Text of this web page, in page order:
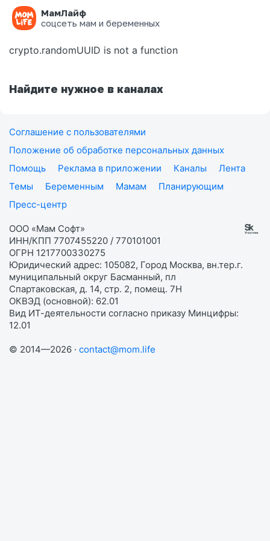
МамЛайф
соцсеть мам и беременных
Ошибка на странице
crypto.randomUUID is not a function
Найдите нужное в каналах
Соглашение с пользователями
Положение об обработке персональных данных
Помощь
Реклама в приложении Каналы
Лента
Темы
Беременным Мамам
Планирующим
Пресс-центр
ООО «Мам Софт»
ИНН/КПП 7707455220 / 770101001
ОГРН 1217700330275
Юридический адрес: 105082, Город Москва, вн.тер.г.
муниципальный округ Басманный, пл
Спартаковская, д. 14, стр. 2, помещ. 7Н
ОКВЭД (основной): 62.01
Вид ИТ-деятельности согласно приказу Минцифры:
12.01
© 2014—2026 · contact@mom.life